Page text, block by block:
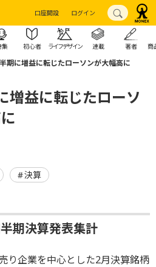
口座開設 ログイン
集 初心者 ライフデザイン 連載 著者 商
期に増益に転じたローソンが大幅高に
増益に転じたローソ
決算
期決算発表集計
り企業を中心とした2月決算銘柄